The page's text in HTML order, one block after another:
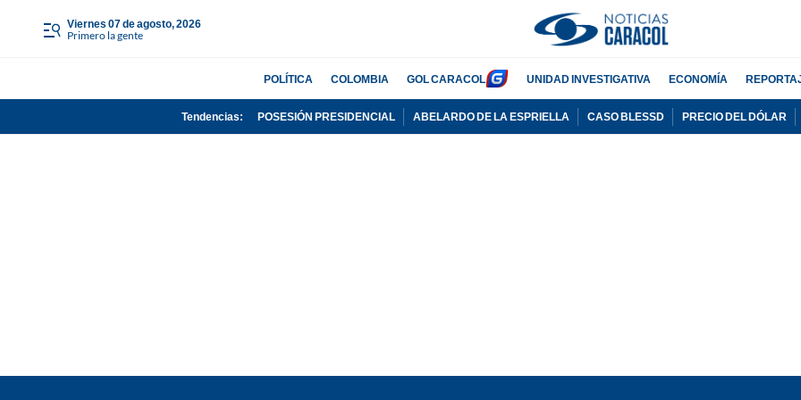
viernes 07 de agosto, 2026
Primero la gente
POLÍTICA COLOMBIA GOL CARACOL UNIDAD INVESTIGATIVA ECONOMÍA
Tendencias: POSESIÓN PRESIDENCIAL ABELARDO DE LA ESPRIELLA CASO BLESSD PRECIO DEL DÓLAR